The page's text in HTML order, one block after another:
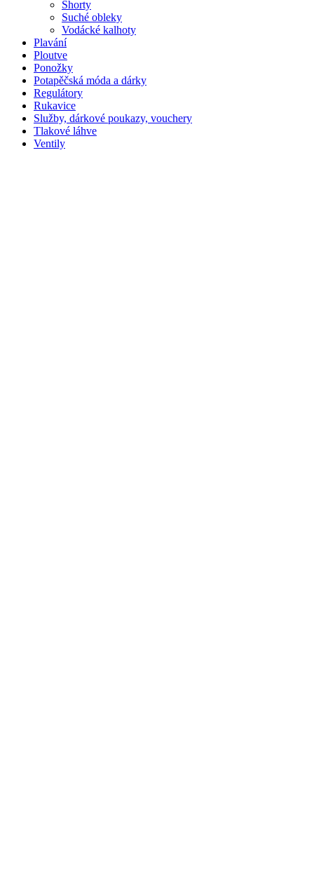
Shorty
Suché obleky
Vodácké kalhoty
Plavání
Ploutve
Ponožky
Potapěčská móda a dárky
Regulátory
Rukavice
Služby, dárkové poukazy, vouchery
Tlakové láhve
Ventily